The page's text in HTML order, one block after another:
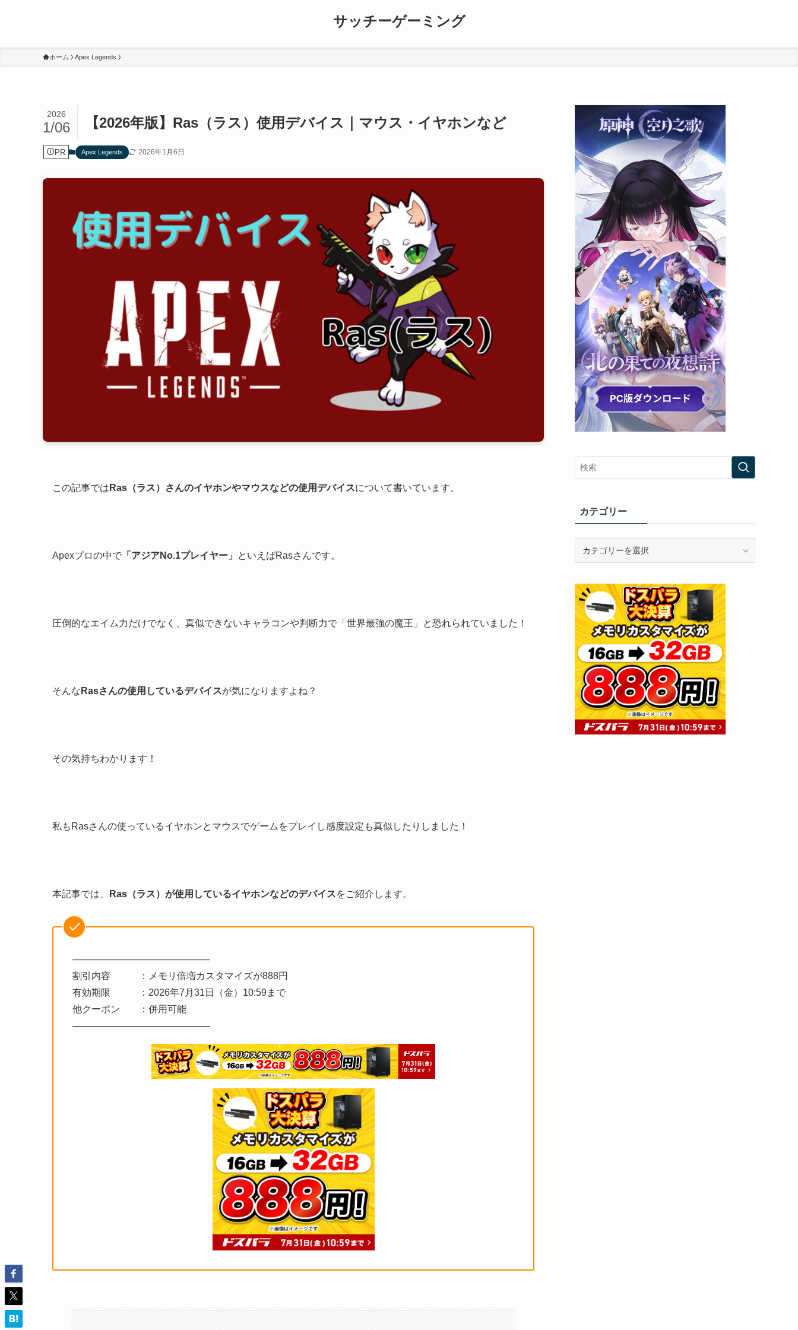
サッチーゲーミング
ホーム Apex Legends
【2026年版】Ras（ラス）使用デバイス｜マウス・イヤホンなど
2026
1/06
PR Apex Legends 2026年1月6日
この記事では Ras（ラス）さんのイヤホンやマウスなどの使用デバイスについて書いています。
Apexプロの中で 「アジアNo.1プレイヤー」 といえばRasさんです。
圧倒的なエイム力だけでなく、真似できないキャラコンや判断力で「世界最強の魔王」と恐れられていました！
そんな Rasさんの使用しているデバイスが気になりますよね？
その気持ちわかります！
私もRasさんの使っているイヤホンとマウスでゲームをプレイし感度設定も真似したりしました！
本記事では、 Ras（ラス）が使用しているイヤホンなどのデバイスをご紹介します。
─────────────────────
割引内容 ：メモリ倍増カスタマイズが888円
有効期限 ：2026年7月31日（金）10:59まで
他クーポン ：併用可能
─────────────────────
カテゴリー
リ
ー